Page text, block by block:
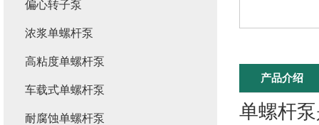
产品介绍
单螺杆
偏心转子泵
浓浆单螺杆泵
高粘度单螺杆泵
车载式单螺杆泵
耐腐蚀单螺杆泵